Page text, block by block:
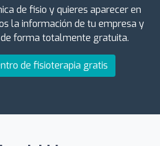
de fisio y quieres aparecer en
la información de tu empresa y
forma totalmente gratuita.
de fisioterapia gratis